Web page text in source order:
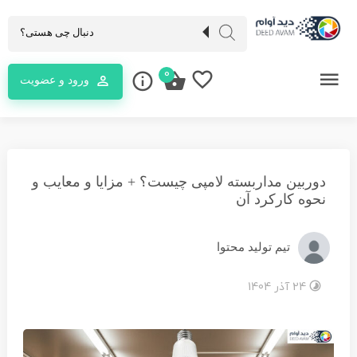
ورود و عضویت 0
دوربین مداربسته لامپی چیست؟ + مزایا و معایب و
نحوه کارکرد آن
تیم تولید محتوا
24 آذر 1404